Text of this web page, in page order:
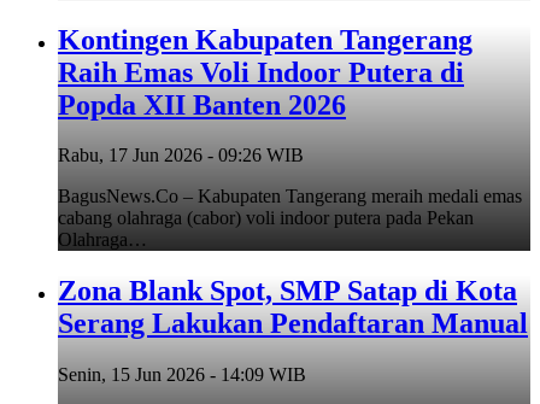
Kontingen Kabupaten Tangerang
Raih Emas Voli Indoor Putera di
Popda XII Banten 2026
Rabu, 17 Jun 2026 - 09:26 WIB
BagusNews.Co – Kabupaten Tangerang meraih medali emas
cabang olahraga (cabor) voli indoor putera pada Pekan
Olahraga…
Zona Blank Spot, SMP Satap di Kota
Serang Lakukan Pendaftaran Manual
Senin, 15 Jun 2026 - 14:09 WIB